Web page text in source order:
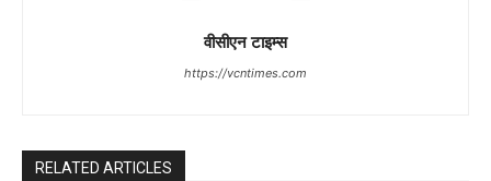
वीसीएन टाइम्स
https://vcntimes.com
RELATED ARTICLES